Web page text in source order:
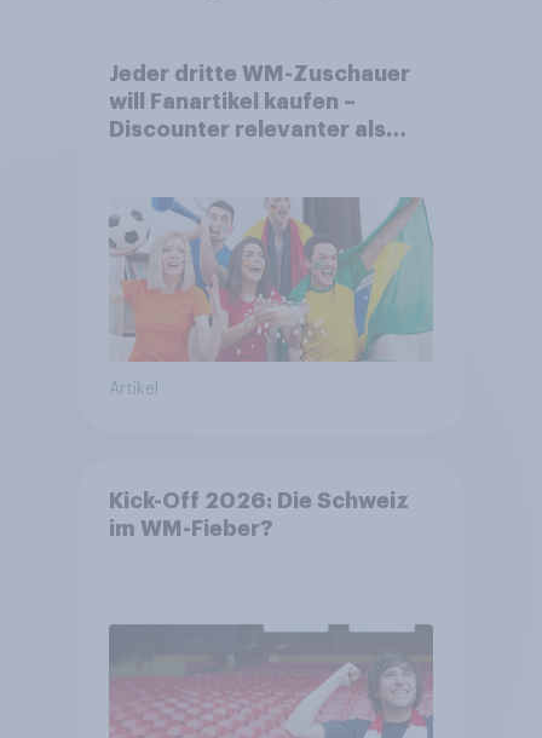
Jeder dritte WM-Zuschauer
will Fanartikel kaufen –
Discounter relevanter als
Artikel
Kick-Off 2026: Die Schweiz
im WM-Fieber?​